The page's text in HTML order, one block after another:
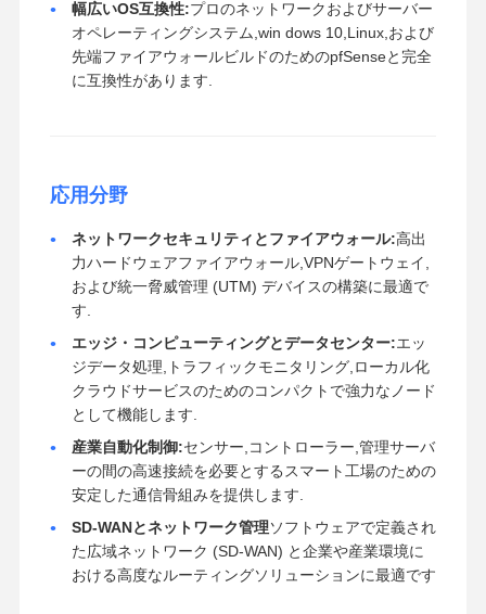
幅広いOS互換性:プロのネットワークおよびサーバー
オペレーティングシステム,win dows 10,Linux,および
先端ファイアウォールビルドのためのpfSenseと完全
に互換性があります.
応用分野
ネットワークセキュリティとファイアウォール:高出
力ハードウェアファイアウォール,VPNゲートウェイ,
および統一脅威管理 (UTM) デバイスの構築に最適で
す.
エッジ・コンピューティングとデータセンター:エッ
ジデータ処理,トラフィックモニタリング,ローカル化
クラウドサービスのためのコンパクトで強力なノード
として機能します.
産業自動化制御:センサー,コントローラー,管理サーバ
ーの間の高速接続を必要とするスマート工場のための
安定した通信骨組みを提供します.
SD-WANとネットワーク管理ソフトウェアで定義され
た広域ネットワーク (SD-WAN) と企業や産業環境に
おける高度なルーティングソリューションに最適です